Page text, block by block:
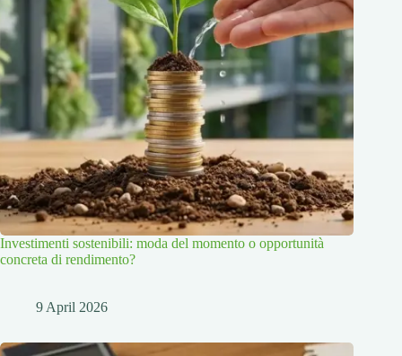
Investimenti sostenibili: moda del momento o opportunità
concreta di rendimento?
9 April 2026